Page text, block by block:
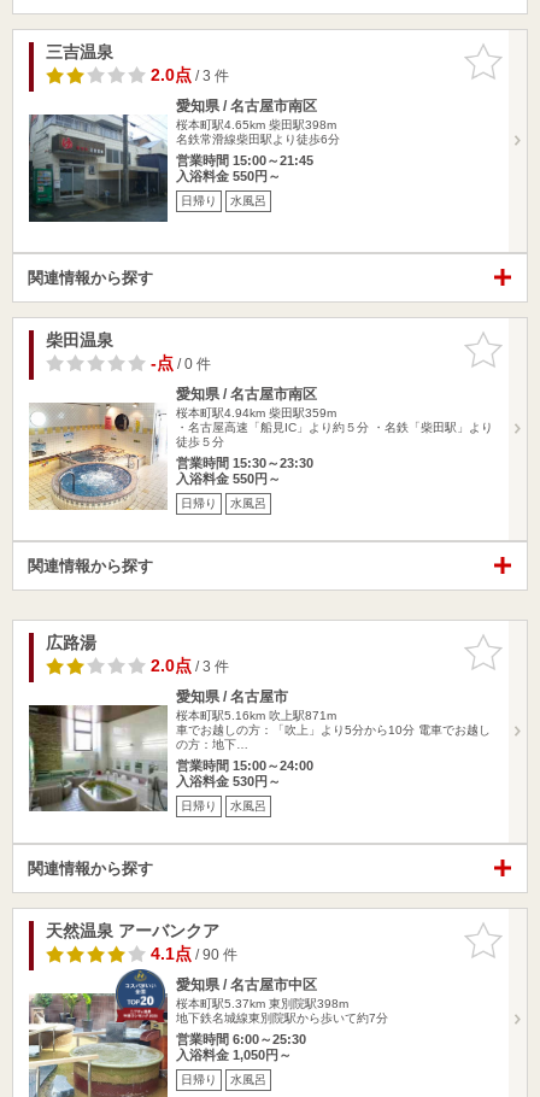
お気に入
りに追加
三吉温泉
2.0点/ 3 件
愛知県 / 名古屋市南区
桜本町駅4.65km 柴田駅398m
名鉄常滑線柴田駅より徒歩6分
営業時間 15:00～21:45
入浴料金 550円～
日帰り 水風呂
関連情報から探す
お気に入
りに追加
柴田温泉
-点/ 0 件
愛知県 / 名古屋市南区
桜本町駅4.94km 柴田駅359m
・名古屋高速「船見IC」より約５分 ・名鉄「柴田駅」より
徒歩５分
営業時間 15:30～23:30
入浴料金 550円～
日帰り 水風呂
関連情報から探す
お気に入
りに追加
広路湯
2.0点/ 3 件
愛知県 / 名古屋市
桜本町駅5.16km 吹上駅871m
車でお越しの方：「吹上」より5分から10分 電車でお越し
の方：地下…
営業時間 15:00～24:00
入浴料金 530円～
日帰り 水風呂
関連情報から探す
お気に入
りに追加
天然温泉 アーバンクア
4.1点/ 90 件
愛知県 / 名古屋市中区
桜本町駅5.37km 東別院駅398m
地下鉄名城線東別院駅から歩いて約7分
営業時間 6:00～25:30
入浴料金 1,050円～
日帰り 水風呂